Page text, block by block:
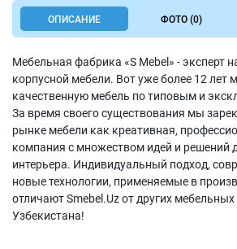
ОПИСАНИЕ ФОТО (0)
Мебельная фабрика «S Mebel» - эксперт
корпусной мебели. Вот уже более 12 лет
качественную мебель по типовым и
За время своего существования мы
рынке мебели как креативная,
компания с множеством идей и решений
интерьера. Индивидуальный подход,
новые технологии, применяемые в
отличают Smebel.Uz от других
Узбекистана!